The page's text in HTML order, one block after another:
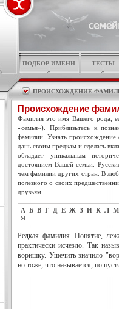
ПОДБОР ИМЕНИ ТЕСТЫ
ПРОИСХОЖДЕНИЕ
Происхождение
Фамилия это имя Вашего рода,
«семья»). Приблизьтесь к
фамилии. Узнать
дань своим предкам и сделать
обладает уникальным
достоянием Вашей семьи.
чем фамилии других стран. В
полезного о своих
друзьям.
А Б В Г Д Е Ж З И К Л М
Я
Редкая фамилия. Понятие,
практически исчезло. Так
воришку. Ущечить значило
но тоже, что называется, по